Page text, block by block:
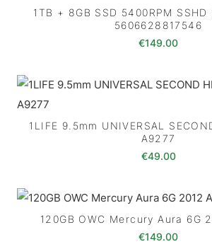
1TB + 8GB SSD 5400RPM SSHD
5606628817546
€149.00
1LIFE 9.5mm UNIVERSAL
A9277
€49.00
120GB OWC Mercury Aura 6G
€149.00